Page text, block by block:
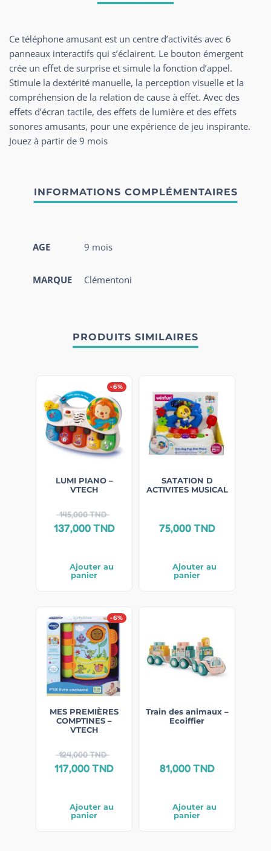
Ce téléphone amusant est un centre d’activités avec 6
panneaux interactifs qui s’éclairent. Le bouton émergent
crée un effet de surprise et simule la fonction d’appel.
Stimule la dextérité manuelle, la perception visuelle et la
compréhension de la relation de cause à effet. Avec des
effets d’écran tactile, des effets de lumière et des effets
sonores amusants, pour une expérience de jeu inspirante.
Jouez à partir de 9 mois
AGE 9 mois
MARQUE Clémentoni
PRODUITS SIMILAIRES
-6%
LUMI PIANO –
VTECH
145,000TND
137,000TND
Ajouter au
panier
SATATION D
ACTIVITES MUSICAL
75,000TND
Ajouter au
panier
-6%
MES PREMIÈRES
COMPTINES –
VTECH
124,000TND
117,000TND
Ajouter au
panier
Train des animaux –
Ecoiffier
81,000TND
Ajouter au
panier